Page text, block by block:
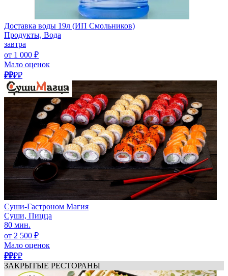
Доставка воды 19л (ИП Смольников)
Продукты, Вода
завтра
от 1 000 ₽
Мало оценок
₽₽₽₽
Суши-Гастроном Магия
Суши, Пицца
80 мин.
от 2 500 ₽
Мало оценок
₽₽₽₽
ЗАКРЫТЫЕ РЕСТОРАНЫ